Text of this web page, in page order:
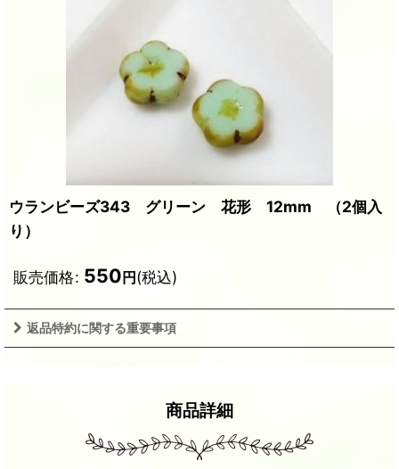
ウランビーズ343 グリーン 花形 12mm （2個入
り）
販売価格: 550円(税込)
返品特約に関する重要事項
商品詳細